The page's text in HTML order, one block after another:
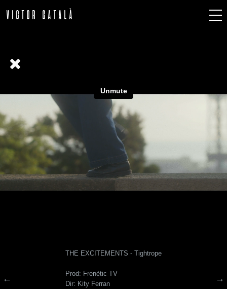
VICTOR CATALÀ
THE EXCITEMENTS - Tightrope
Prod: Frenètic TV
Dir: Kity Ferran
← →